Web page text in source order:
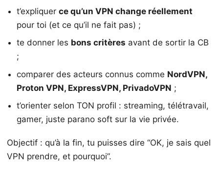
t’expliquer ce qu’un VPN change réellement
pour toi (et ce qu’il ne fait pas) ;
te donner les bons critères avant de sortir la CB
;
comparer des acteurs connus comme NordVPN,
Proton VPN, ExpressVPN, PrivadoVPN ;
t’orienter selon TON profil : streaming, télétravail,
gamer, juste parano soft sur la vie privée.
Objectif : qu’à la fin, tu puisses dire “OK, je sais quel
VPN prendre, et pourquoi”.